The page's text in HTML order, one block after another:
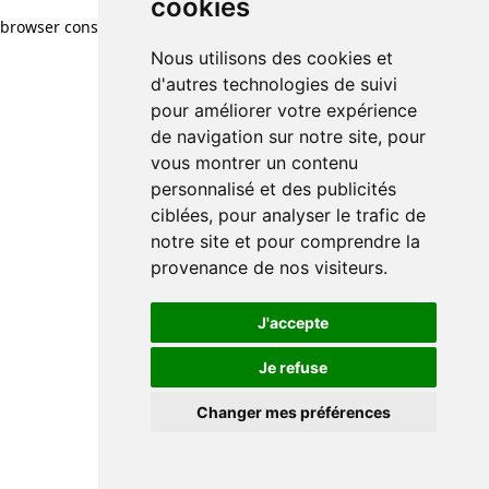
cookies
Nous utilisons des cookies et
d'autres technologies de suivi
pour améliorer votre expérience
de navigation sur notre site, pour
vous montrer un contenu
personnalisé et des publicités
ciblées, pour analyser le trafic de
notre site et pour comprendre la
provenance de nos visiteurs.
J'accepte
Je refuse
Changer mes préférences
browser console for more information)